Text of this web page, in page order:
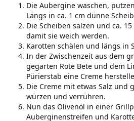
Die Aubergine waschen,
Längs in ca. 1 cm dünne
Die Scheiben salzen und ca.
damit sie weich werden.
Karotten schälen und längs in
In der Zwischenzeit aus dem
gegarten Rote Bete und dem
Pürierstab eine Creme
Die Creme mit etwas Salz und
würzen und verrühren.
Nun das Olivenöl in einer
Auberginenstreifen und